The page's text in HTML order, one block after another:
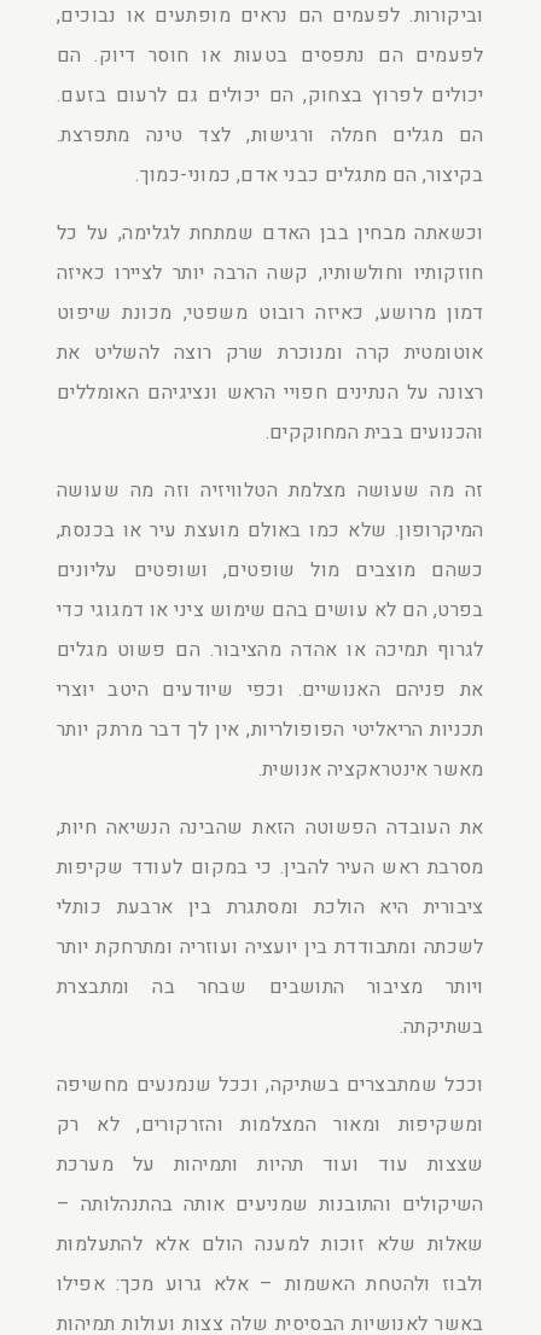
וביקורות. לפעמים הם נראים מופתעים או נבוכים,
לפעמים הם נתפסים בטעות או חוסר דיוק. הם
יכולים לפרוץ בצחוק, הם יכולים גם לרעום בזעם.
הם מגלים חמלה ורגישות, לצד טינה מתפרצת.
בקיצור, הם מתגלים כבני אדם, כמוני-כמוך.
וכשאתה מבחין בבן האדם שמתחת לגלימה, על כל
חוזקותיו וחולשותיו, קשה הרבה יותר לציירו כאיזה
דמון מרושע, כאיזה רובוט משפטי, מכונת שיפוט
אוטומטית קרה ומנוכרת שרק רוצה להשליט את
רצונה על הנתינים חפויי הראש ונציגיהם האומללים
והכנועים בבית המחוקקים.
זה מה שעושה מצלמת הטלוויזיה וזה מה שעושה
המיקרופון. שלא כמו באולם מועצת עיר או בכנסת,
כשהם מוצבים מול שופטים, ושופטים עליונים
בפרט, הם לא עושים בהם שימוש ציני או דמגוגי כדי
לגרוף תמיכה או אהדה מהציבור. הם פשוט מגלים
את פניהם האנושיים. וכפי שיודעים היטב יוצרי
תכניות הריאליטי הפופולריות, אין לך דבר מרתק יותר
מאשר אינטראקציה אנושית.
את העובדה הפשוטה הזאת שהבינה הנשיאה חיות,
מסרבת ראש העיר להבין. כי במקום לעודד שקיפות
ציבורית היא הולכת ומסתגרת בין ארבעת כותלי
לשכתה ומתבודדת בין יועציה ועוזריה ומתרחקת יותר
ויותר מציבור התושבים שבחר בה ומתבצרת
בשתיקתה.
וככל שמתבצרים בשתיקה, וככל שנמנעים מחשיפה
ומשקיפות ומאור המצלמות והזרקורים, לא רק
שצצות עוד ועוד תהיות ותמיהות על מערכת
השיקולים והתובנות שמניעים אותה בהתנהלותה –
שאלות שלא זוכות למענה הולם אלא להתעלמות
ולבוז ולהטחת האשמות – אלא גרוע מכך: אפילו
באשר לאנושיות הבסיסית שלה צצות ועולות תמיהות